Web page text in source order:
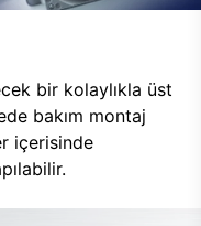
bir kolaylıkla üst
bakım montaj
içerisinde